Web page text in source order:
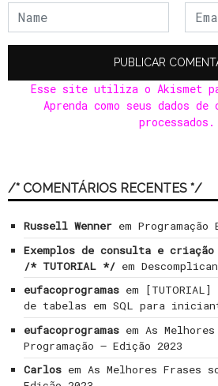
Esse site utiliza o Akismet
Aprenda como seus dados de
processados .
/* COMENTÁRIOS RECENTES */
Russell Wenner em Programação
Exemplos de consulta e criação
/* TUTORIAL */ em
eufacoprogramas em
de tabelas em SQL para
eufacoprogramas em As
Programação – Edição 2023
Carlos em As Melhores Frases